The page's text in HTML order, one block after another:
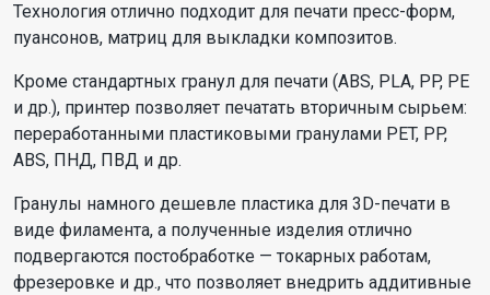
Технология отлично подходит для печати пресс-форм,
пуансонов, матриц для выкладки композитов.
Кроме стандартных гранул для печати (ABS, PLA, PP, PE
и др.), принтер позволяет печатать вторичным сырьем:
переработанными пластиковыми гранулами PET, PP,
ABS, ПНД, ПВД и др.
Гранулы намного дешевле пластика для 3D-печати в
виде филамента, а полученные изделия отлично
подвергаются постобработке — токарных работам,
фрезеровке и др., что позволяет внедрить аддитивные